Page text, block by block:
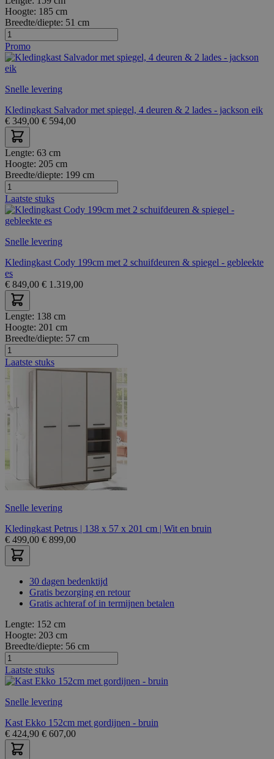
Hoogte: 185 cm
Breedte/diepte: 51 cm
Promo
Snelle levering
Kledingkast Salvador met spiegel, 4 deuren & 2 lades - jackson eik
€ 349,00 € 594,00
Lengte: 63 cm
Hoogte: 205 cm
Breedte/diepte: 199 cm
Laatste stuks
Snelle levering
Kledingkast Cody 199cm met 2 schuifdeuren & spiegel - gebleekte
es
€ 849,00 € 1.319,00
Lengte: 138 cm
Hoogte: 201 cm
Breedte/diepte: 57 cm
Laatste stuks
Snelle levering
Kledingkast Petrus | 138 x 57 x 201 cm | Wit en bruin
€ 499,00 € 899,00
30 dagen bedenktijd
Gratis bezorging en retour
Gratis achteraf of in termijnen betalen
Lengte: 152 cm
Hoogte: 203 cm
Breedte/diepte: 56 cm
Laatste stuks
Snelle levering
Kast Ekko 152cm met gordijnen - bruin
€ 424,90 € 607,00